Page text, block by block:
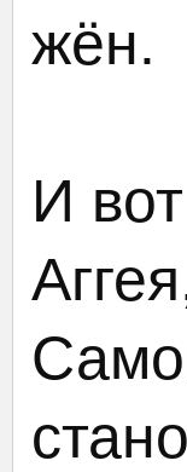
жён.
И